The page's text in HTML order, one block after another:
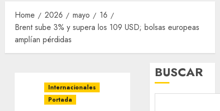
Home 2026 mayo
16
Brent sube 3% y supera los 109 USD; bolsas europeas
amplían pérdidas
Internacionales
Portada
BUSCAR